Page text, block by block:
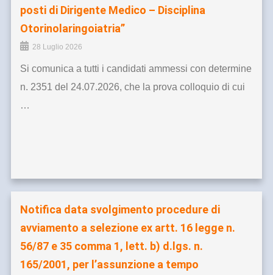
posti di Dirigente Medico – Disciplina
Otorinolaringoiatria”
28 Luglio 2026
Si comunica a tutti i candidati ammessi con determine
n. 2351 del 24.07.2026, che la prova colloquio di cui
…
Notifica data svolgimento procedure di
avviamento a selezione ex artt. 16 legge n.
56/87 e 35 comma 1, lett. b) d.lgs. n.
165/2001, per l’assunzione a tempo